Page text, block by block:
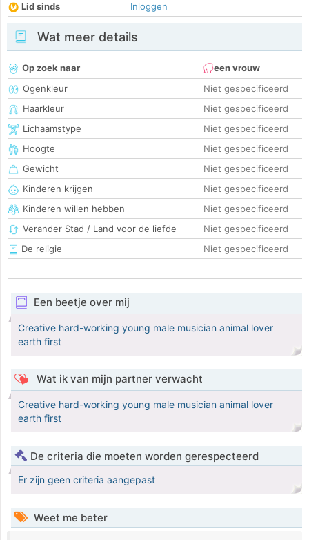
Lid sinds
Inloggen
Wat meer details
Op zoek naar
een vrouw
Ogenkleur
Niet gespecificeerd
Haarkleur
Niet gespecificeerd
Lichaamstype
Niet gespecificeerd
Hoogte
Niet gespecificeerd
Gewicht
Niet gespecificeerd
Kinderen krijgen
Niet gespecificeerd
Kinderen willen hebben
Niet gespecificeerd
Verander Stad / Land voor de liefde
Niet gespecificeerd
De religie
Niet gespecificeerd
Een beetje over mij
Creative hard-working young male musician animal lover
earth first
Wat ik van mijn partner verwacht
Creative hard-working young male musician animal lover
earth first
De criteria die moeten worden gerespecteerd
Er zijn geen criteria aangepast
Weet me beter